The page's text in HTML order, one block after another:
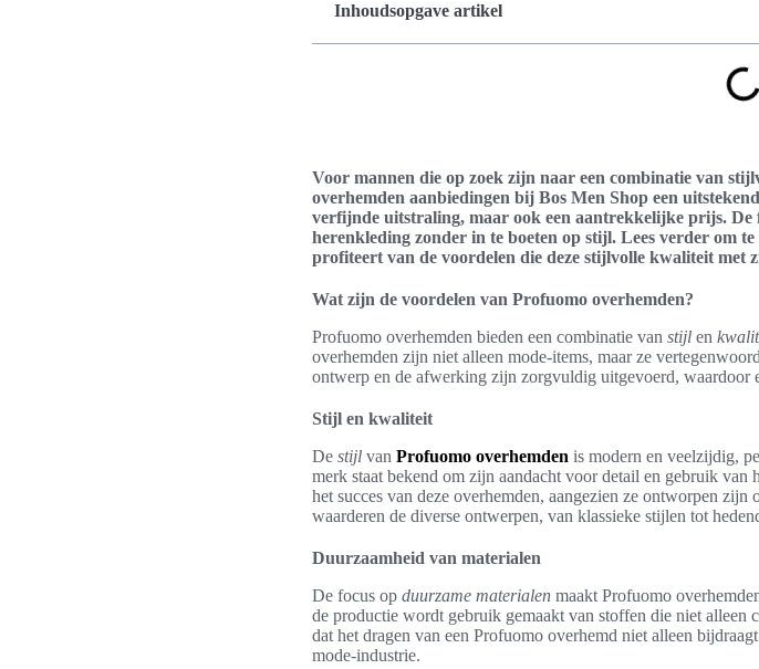
Inhoudsopgave artikel
Voor mannen die op zoek zijn naar een combinatie van
overhemden aanbiedingen bij Bos Men Shop een
verfijnde uitstraling, maar ook een aantrekkelijke prijs.
herenkleding zonder in te boeten op stijl. Lees verder om
profiteert van de voordelen die deze stijlvolle kwaliteit met
Wat zijn de voordelen van Profuomo overhemden?
Profuomo overhemden bieden een combinatie van stijl en
overhemden zijn niet alleen mode-items, maar ze
ontwerp en de afwerking zijn zorgvuldig uitgevoerd, waardoor
Stijl en kwaliteit
De stijl van Profuomo overhemden is modern en veelzijdig,
merk staat bekend om zijn aandacht voor detail en gebruik
het succes van deze overhemden, aangezien ze ontworpen
waarderen de diverse ontwerpen, van klassieke stijlen tot
Duurzaamheid van materialen
De focus op duurzame materialen maakt Profuomo
de productie wordt gebruik gemaakt van stoffen die niet
dat het dragen van een Profuomo overhemd niet alleen
mode-industrie.